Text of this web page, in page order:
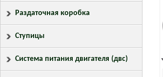
Раздаточная коробка
Ступицы
Система питания двигателя (двс)